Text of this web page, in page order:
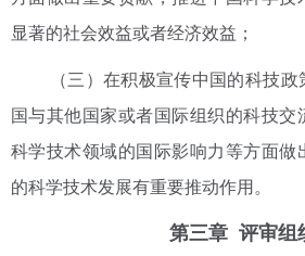
显著的社会效益或者经济效益；
（三）在积极宣传中国的科技
国与其他国家或者国际组织的科技交
科学技术领域的国际影响力等方面做
的科学技术发展有重要推动作用。
第三章 评审组